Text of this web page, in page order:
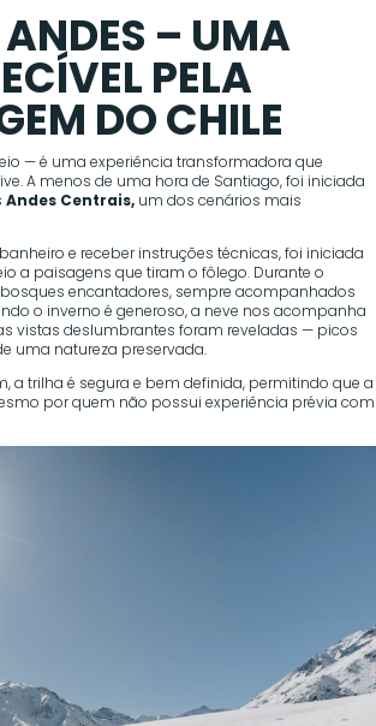
– UMA
PELA
DO CHILE
— é uma experiência transformadora que
A menos de uma hora de Santiago, foi iniciada
Andes Centrais, um dos cenários mais
e receber instruções técnicas, foi iniciada
a paisagens que tiram o fôlego. Durante o
encantadores, sempre acompanhados
o inverno é generoso, a neve nos acompanha
vistas deslumbrantes foram reveladas — picos
uma natureza preservada.
trilha é segura e bem definida, permitindo que a
por quem não possui experiência prévia com